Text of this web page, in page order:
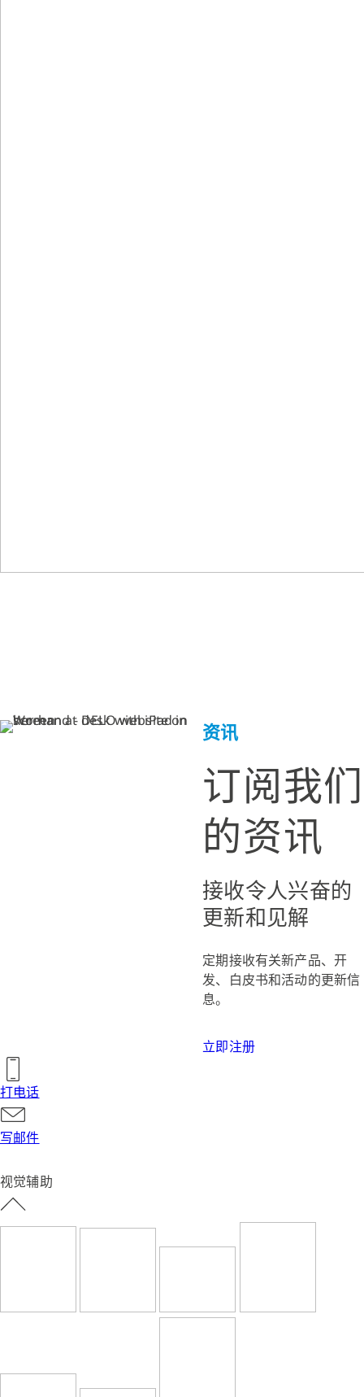
资讯
订阅我们
的资讯
接收令人兴奋的
更新和见解
定期接收有关新产品、开
发、白皮书和活动的更新信
息。
立即注册
打电话
写邮件
视觉辅助